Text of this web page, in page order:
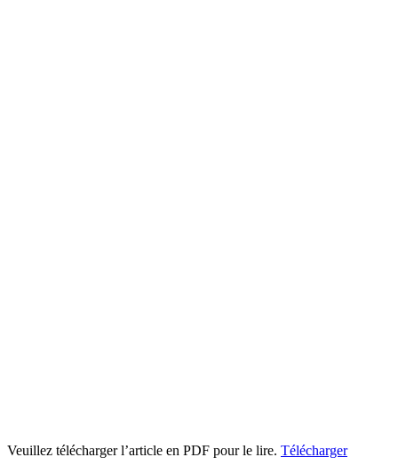
Veuillez télécharger l’article en PDF pour le lire. Télécharger